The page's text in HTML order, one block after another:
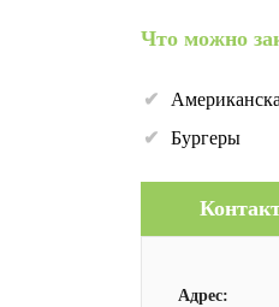
Что можно
Бургеры
Адрес: